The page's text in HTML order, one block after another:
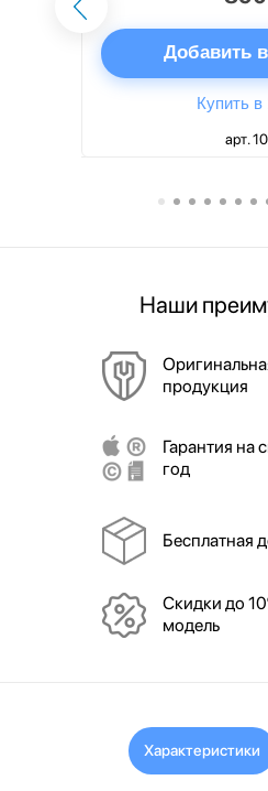
Добавить
Купить в
арт.
Наши
продукция
Гарантия на
год
Бесплатная
Скидки до
модель
Характеристики